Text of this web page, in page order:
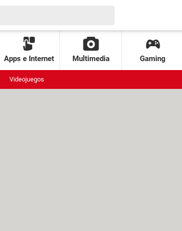
Apps e Internet Multimedia Gaming
Videojuegos